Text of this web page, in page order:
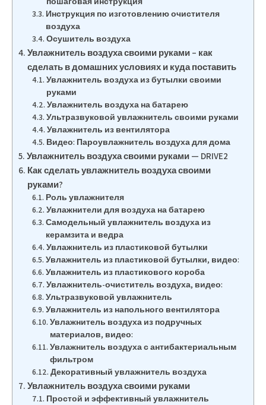
Инструкция по изготовлению очистителя
воздуха
Осушитель воздуха
Увлажнитель воздуха своими руками – как
сделать в домашних условиях и куда поставить
Увлажнитель воздуха из бутылки своими
руками
Увлажнитель воздуха на батарею
Ультразвуковой увлажнитель своими руками
Увлажнитель из вентилятора
Видео: Пароувлажнитель воздуха для дома
Увлажнитель воздуха своими руками — DRIVE2
Как сделать увлажнитель воздуха своими
руками?
Роль увлажнителя
Увлажнители для воздуха на батарею
Самодельный увлажнитель воздуха из
керамзита и ведра
Увлажнитель из пластиковой бутылки
Увлажнитель из пластиковой бутылки, видео:
Увлажнитель из пластикового короба
Увлажнитель-очиститель воздуха, видео:
Ультразвуковой увлажнитель
Увлажнитель из напольного вентилятора
Увлажнитель воздуха из подручных
материалов, видео:
Увлажнитель воздуха с антибактериальным
фильтром
Декоративный увлажнитель воздуха
Увлажнитель воздуха своими руками
Простой и эффективный увлажнитель